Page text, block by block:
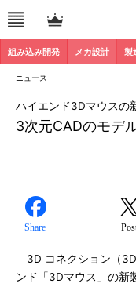
組み込み開発 メカ設計 製
ニュース
3次元CADのモデ
ハイエンド3Dマウスの
Share
3D コネクション（
ンド「3Dマウス」の新